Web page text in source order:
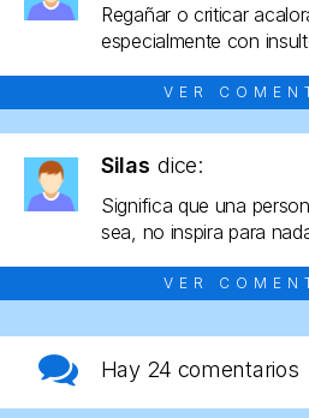
Regañar o criticar
especialmente con
VER
Silas dice:
Significa que una
sea, no inspira para
VER
Hay 24 comentarios